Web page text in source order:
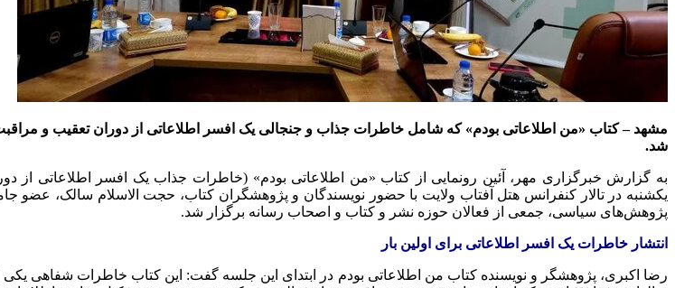
مشهد – کتاب «من اطلاعاتی بودم» که شامل خاطرات جذاب و جنجالی یک افسر اطلاعاتی از دوران تعقیب و
شد.
به گزارش خبرگزاری مهر، آئین رونمایی از کتاب «من اطلاعاتی بودم» (خاطرات جذاب یک افسر اطلاعاتی از
یکشنبه در تالار کنفرانس هتل آفتاب ولایت با حضور نویسندگان و پژوهشگران کتاب، حجت الاسلام سالک، عضو
پژوهش‌های سیاسی، جمعی از فعالان حوزه نشر و کتاب و اصحاب رسانه برگزار شد.
انتشار خاطرات یک افسر اطلاعاتی برای اولین بار
رضا اکبری، پژوهشگر و نویسنده کتاب من اطلاعاتی بودم در ابتدای این جلسه گفت: این کتاب خاطرات شفاهی